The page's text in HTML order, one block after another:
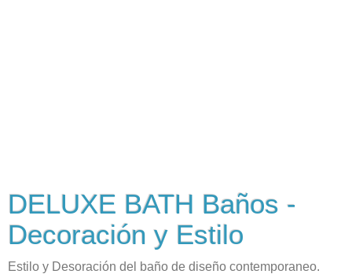
DELUXE BATH Baños -
Decoración y Estilo
Estilo y Desoración del baño de diseño contemporaneo.